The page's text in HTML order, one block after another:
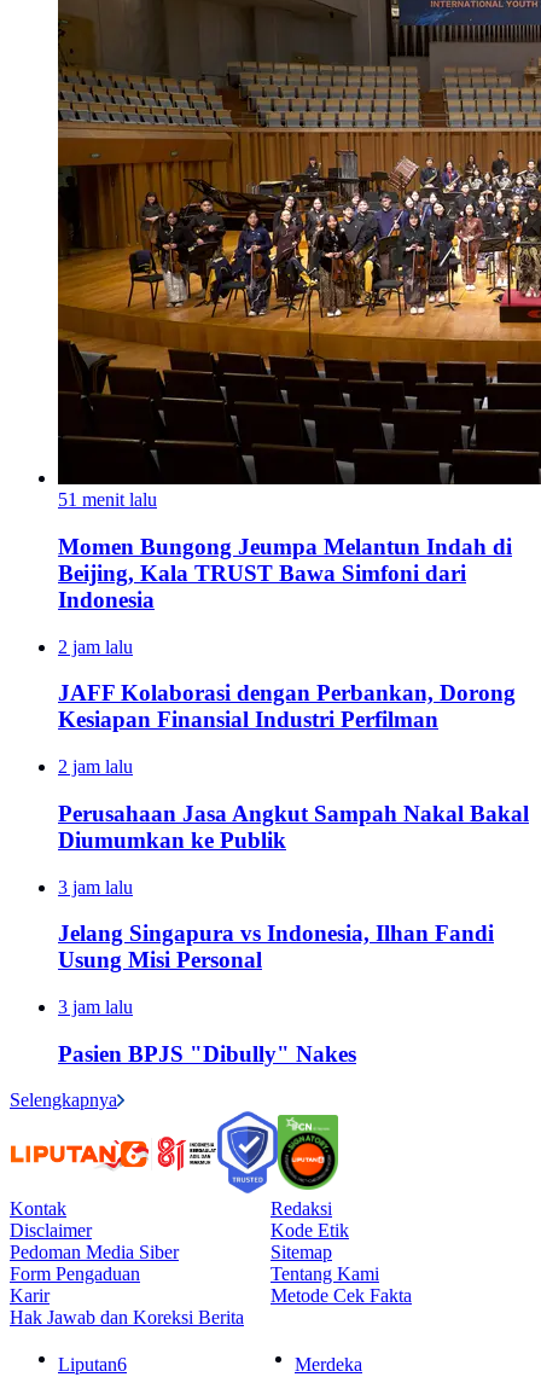
51 menit lalu
Momen Bungong Jeumpa Melantun Indah di
Beijing, Kala TRUST Bawa Simfoni dari
Indonesia
2 jam lalu
JAFF Kolaborasi dengan Perbankan, Dorong
Kesiapan Finansial Industri Perfilman
2 jam lalu
Perusahaan Jasa Angkut Sampah Nakal Bakal
Diumumkan ke Publik
3 jam lalu
Jelang Singapura vs Indonesia, Ilhan Fandi
Usung Misi Personal
3 jam lalu
Pasien BPJS "Dibully" Nakes
Selengkapnya
Kontak
Redaksi
Disclaimer
Kode Etik
Pedoman Media Siber
Sitemap
Form Pengaduan
Tentang Kami
Karir
Metode Cek Fakta
Hak Jawab dan Koreksi Berita
Liputan6 Merdeka